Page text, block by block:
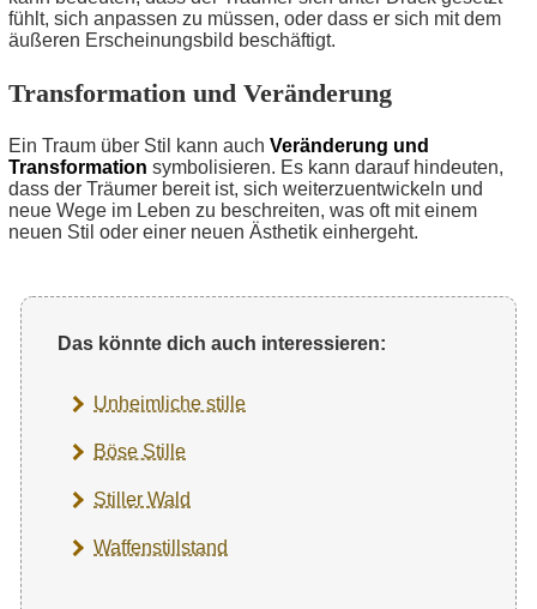
fühlt, sich anpassen zu müssen, oder dass er sich mit dem
äußeren Erscheinungsbild beschäftigt.
Transformation und Veränderung
Ein Traum über Stil kann auch Veränderung und
Transformation symbolisieren. Es kann darauf hindeuten,
dass der Träumer bereit ist, sich weiterzuentwickeln und
neue Wege im Leben zu beschreiten, was oft mit einem
neuen Stil oder einer neuen Ästhetik einhergeht.
Das könnte dich auch interessieren:
Unheimliche stille
Böse Stille
Stiller Wald
Waffenstillstand